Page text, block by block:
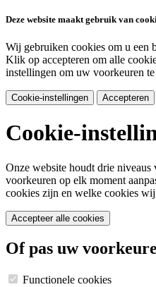
Deze website maakt gebruik van
Wij gebruiken cookies om u een
Klik op accepteren om alle
instellingen om uw voorkeuren te
Cookie-instellingen Accepteren
Cookie-
Onze website houdt drie
voorkeuren op elk moment
cookies zijn en welke cookies
Accepteer alle cookies
Of pas uw
Functionele cookies